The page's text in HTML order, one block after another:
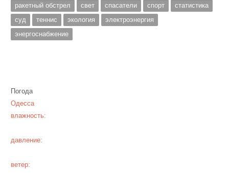
ракетный обстрел
свет спасатели спорт
статистика
суд
теннис экология
электроэнергия
энергоснабжение
Погода
Одесса
влажность:
давление:
ветер: